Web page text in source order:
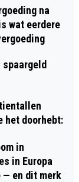
na
wat eerdere
het doorhebt:
in
in Europa
— en dit merk